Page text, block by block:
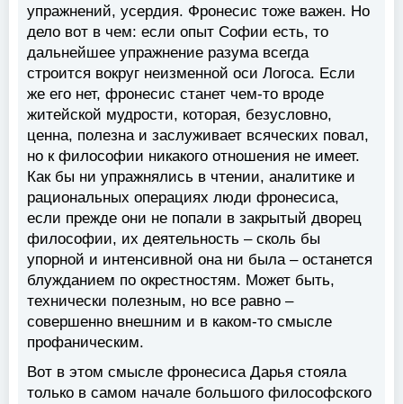
упражнений, усердия. Фронесис тоже важен. Но
дело вот в чем: если опыт Софии есть, то
дальнейшее упражнение разума всегда
строится вокруг неизменной оси Логоса. Если
же его нет, фронесис станет чем-то вроде
житейской мудрости, которая, безусловно,
ценна, полезна и заслуживает всяческих повал,
но к философии никакого отношения не имеет.
Как бы ни упражнялись в чтении, аналитике и
рациональных операциях люди фронесиса,
если прежде они не попали в закрытый дворец
философии, их деятельность – сколь бы
упорной и интенсивной она ни была – останется
блужданием по окрестностям. Может быть,
технически полезным, но все равно –
совершенно внешним и в каком-то смысле
профаническим.
Вот в этом смысле фронесиса Дарья стояла
только в самом начале большого философского